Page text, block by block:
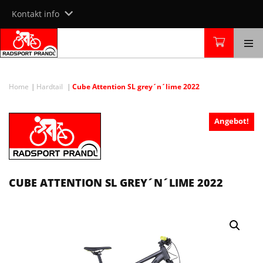
content
Kontakt info
Home Hardtail Cube Attention SL grey´n´lime 2022
Angebot!
CUBE ATTENTION SL GREY´N´LIME 2022